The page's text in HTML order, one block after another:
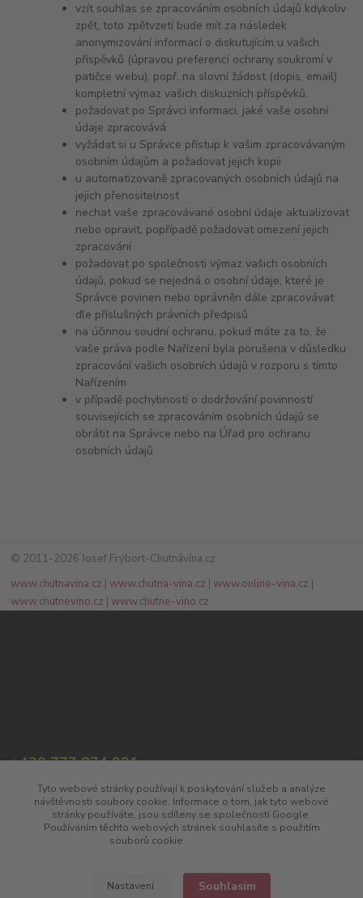
vzít souhlas se zpracováním osobních údajů kdykoliv
zpět, toto zpětvzetí bude mít za následek
anonymizování informací o diskutujícím u vašich
příspěvků (úpravou preferencí ochrany soukromí v
patičce webu), popř. na slovní žádost (dopis, email)
kompletní výmaz vašich diskuzních příspěvků.
požadovat po Správci informaci, jaké vaše osobní
údaje zpracovává
vyžádat si u Správce přístup k vašim zpracovávaným
osobním údajům a požadovat jejich kopii
u automatizovaně zpracovaných osobních údajů na
jejich přenositelnost
nechat vaše zpracovávané osobní údaje aktualizovat
nebo opravit, popřípadě požadovat omezení jejich
zpracování
požadovat po společnosti výmaz vašich osobních
údajů, pokud se nejedná o osobní údaje, které je
Správce povinen nebo oprávněn dále zpracovávat
dle příslušných právních předpisů
na účinnou soudní ochranu, pokud máte za to, že
vaše práva podle Nařízení byla porušena v důsledku
zpracování vašich osobních údajů v rozporu s tímto
Nařízením
v případě pochybností o dodržování povinností
souvisejících se zpracováním osobních údajů se
obrátit na Správce nebo na Úřad pro ochranu
osobních údajů
© 2011-2026 Josef Frýbort-Chutnávína.cz
www.chutnavina.cz |www.chutna-vina.cz |www.online-vina.cz |
www.chutnevino.cz |www.chutne-vino.cz
+420 777 874 991
info@chutnavina.cz
Tyto webové stránky používají k poskytování služeb a analýze
návštěvnosti soubory cookie. Informace o tom, jak tyto webové
stránky používáte, jsou sdíleny se společností Google.
Používáním těchto webových stránek souhlasíte s použitím
souborů cookie.
Nastavení Souhlasím